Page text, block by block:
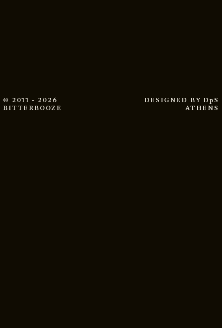
© 2011 - 2026
BITTERBOOZE
DESIGNED BY DpS
ATHENS